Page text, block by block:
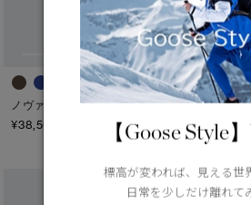
ノヴァーク グローブ
¥38,500（tax in）
リゲル
グラフ
【Goose Style
標高が変われば、見える世
日常を少しだけ離れて